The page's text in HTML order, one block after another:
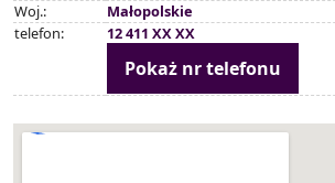
Woj.:
Małopolskie
telefon:
12 411 XX XX
Pokaż nr telefonu